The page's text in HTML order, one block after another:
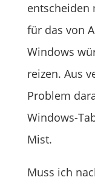
entscheiden
für das von
Windows
reizen. Aus
Problem
Windows-
Mist.
Muss ich